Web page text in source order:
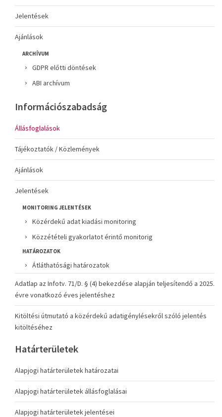
Jelentések
Ajánlások
ARCHÍVUM
GDPR előtti döntések
ABI archívum
Információszabadság
Állásfoglalások
Tájékoztatók / Közlemények
Ajánlások
Jelentések
MONITORING JELENTÉSEK
Közérdekű adat kiadási monitoring
Közzétételi gyakorlatot érintő monitorig
HATÁROZATOK
Átláthatósági határozatok
Adatlap az Infotv. 71/D. § (4) bekezdése alapján teljesítendő a 2025.
évre vonatkozó éves jelentéshez
Kitöltési útmutató a közérdekű adatigénylésekről szóló jelentés
kitöltéséhez
Határterületek
Alapjogi határterületek határozatai
Alapjogi határterületek állásfoglalásai
Alapjogi határterületek jelentései